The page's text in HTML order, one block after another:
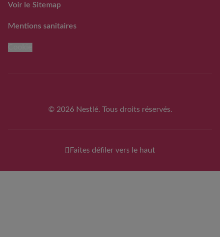
Voir le Sitemap
Mentions sanitaires
© 2026 Nestlé. Tous droits réservés.
Faites défiler vers le haut